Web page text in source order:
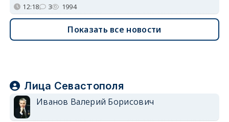
12:18 3 1994
Показать все новости
Лица Севастополя
Иванов Валерий Борисович